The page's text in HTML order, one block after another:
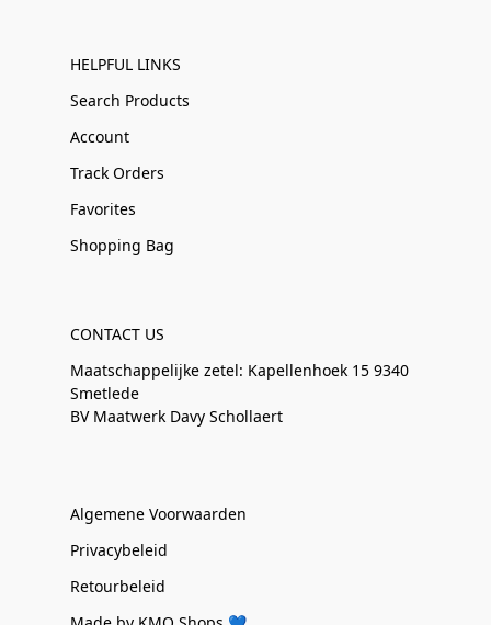
HELPFUL LINKS
Search Products
Account
Track Orders
Favorites
Shopping Bag
CONTACT US
Maatschappelijke zetel: Kapellenhoek 15 9340
Smetlede
BV Maatwerk Davy Schollaert
Algemene Voorwaarden
Privacybeleid
Retourbeleid